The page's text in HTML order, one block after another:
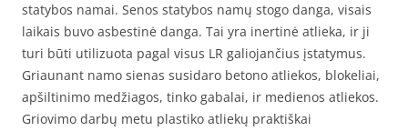
statybos namai. Senos statybos namų stogo danga, visais
laikais buvo asbestinė danga. Tai yra inertinė atlieka, ir ji
turi būti utilizuota pagal visus LR galiojančius įstatymus.
Griaunant namo sienas susidaro betono atliekos, blokeliai,
apšiltinimo medžiagos, tinko gabalai, ir medienos atliekos.
Griovimo darbų metu plastiko atliekų praktiškai